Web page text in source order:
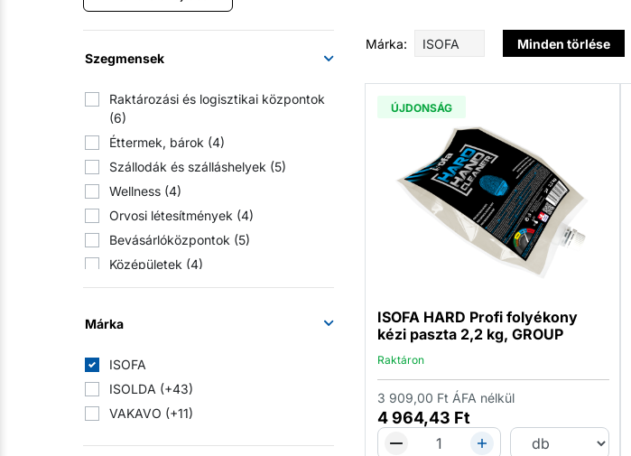
Szegmensek
Raktározási és logisztikai központok
(6)
Éttermek, bárok (4)
Szállodák és szálláshelyek (5)
Wellness (4)
Orvosi létesítmények (4)
Bevásárlóközpontok (5)
Középületek (4)
Iskolai létesítmények (5)
Háztartások
Professzionális mosodák
Sportlétesítmények és tornatermek
Márka
ISOFA
ISOLDA (+43)
VAKAVO (+11)
Márka: ISOFA Minden törlése
ÚJDONSÁG
ISOFA HARD Profi folyékony
kézi paszta 2,2 kg, GROUP
Raktáron
4 964,43 Ft
3 909,00 Ft ÁFA nélkül